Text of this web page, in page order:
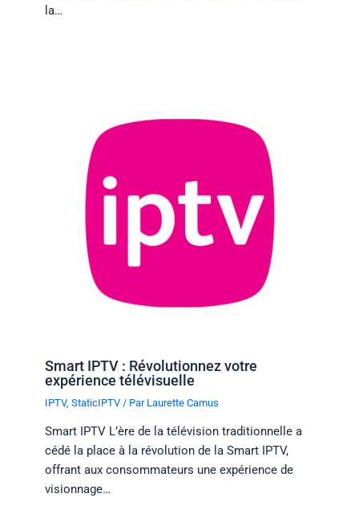
la…
Smart IPTV : Révolutionnez votre
expérience télévisuelle
IPTV,StaticIPTV / Par Laurette Camus
Smart IPTV L’ère de la télévision traditionnelle a
cédé la place à la révolution de la Smart IPTV,
offrant aux consommateurs une expérience de
visionnage…